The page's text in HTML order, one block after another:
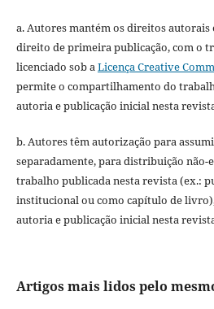
a. Autores mantém os direitos autorais
direito de primeira publicação, com o
licenciado sob aLicença Creative
permite o compartilhamento do
autoria e publicação inicial nesta
b. Autores têm autorização para
separadamente, para distribuição não-
trabalho publicada nesta revista (ex.:
institucional ou como capítulo de
autoria e publicação inicial nesta
Artigos mais lidos pelo